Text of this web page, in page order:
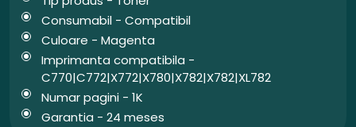
Consumabil - Compatibil
Culoare - Magenta
Imprimanta compatibila -
C770|C772|X772|X780|X782|X782|XL782
Numar pagini - 1K
Garantia - 24 meses